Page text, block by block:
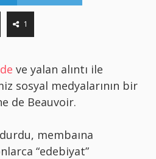
1
ve yalan alıntı ile
sosyal medyalarının bir
de Beauvoir.
membaına
“edebiyat”